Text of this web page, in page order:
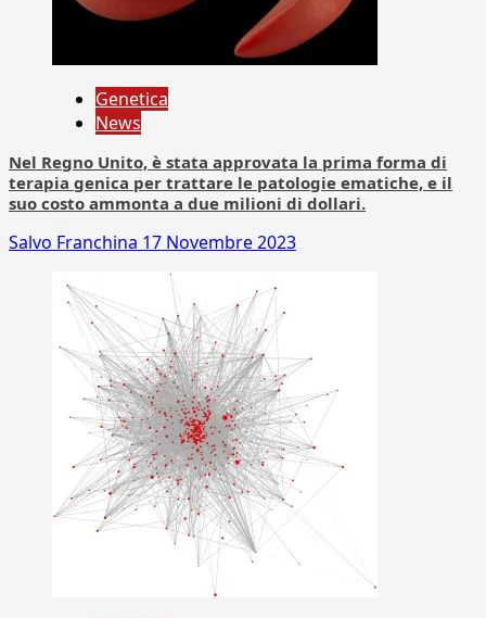
Genetica
News
Nel Regno Unito, è stata approvata la prima forma di
terapia genica per trattare le patologie ematiche, e il
suo costo ammonta a due milioni di dollari.
Salvo Franchina 17 Novembre 2023